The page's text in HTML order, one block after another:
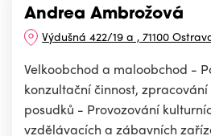
Andrea Ambrožová
Výdušná 422/19 a , 71100
Velkoobchod a maloobchod -
konzultační činnost,
posudků - Provozování
vzdělávacích a zábavních